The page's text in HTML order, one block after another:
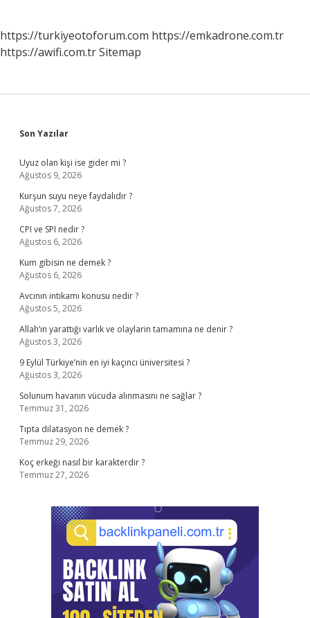
Mi
https://turkiyeotoforum.com https://emkadrone.com.tr
https://awifi.com.trSitemap
Sidebar
Son Yazılar
Uyuz olan kişi ise gider mi ?
Ağustos 9, 2026
Kurşun suyu neye faydalıdır ?
Ağustos 7, 2026
CPI ve SPI nedir ?
Ağustos 6, 2026
Kum gibisin ne demek ?
Ağustos 6, 2026
Avcının intikamı konusu nedir ?
Ağustos 5, 2026
Allah’ın yarattığı varlık ve olaylarin tamamına ne denir ?
Ağustos 3, 2026
9 Eylül Türkiye’nin en iyi kaçıncı üniversitesi ?
Ağustos 3, 2026
Solunum havanın vücuda alınmasını ne sağlar ?
Temmuz 31, 2026
Tıpta dilatasyon ne demek ?
Temmuz 29, 2026
Koç erkeği nasıl bir karakterdir ?
Temmuz 27, 2026